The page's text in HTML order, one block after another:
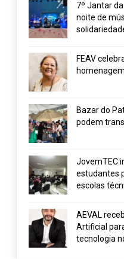
7º Jantar
noite de
FEAV
Bazar do
podem
JovemTEC
estudantes
escolas
AEVAL
Artificial
tecnologia